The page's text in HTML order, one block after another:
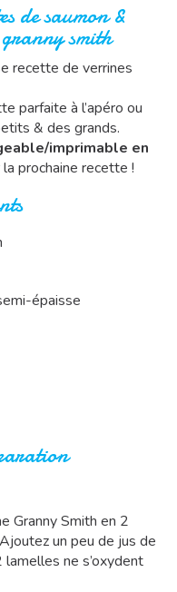
de saumon &
smith
recette de verrines
parfaite à l’apéro ou
& des grands.
imprimable en
prochaine recette !
épaisse
Granny Smith en 2
un peu de jus de
ne s’oxydent